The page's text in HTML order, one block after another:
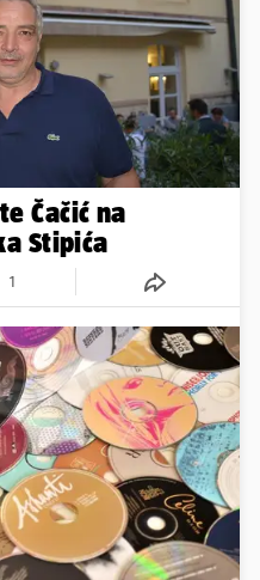
Čačić na
Stipića
1